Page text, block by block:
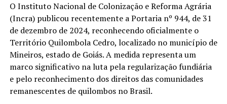
O Instituto Nacional de Colonização e Reforma Agrária
(Incra) publicou recentemente a Portaria nº 944, de 31
de dezembro de 2024, reconhecendo oficialmente o
Território Quilombola Cedro, localizado no município de
Mineiros, estado de Goiás. A medida representa um
marco significativo na luta pela regularização fundiária
e pelo reconhecimento dos direitos das comunidades
remanescentes de quilombos no Brasil.